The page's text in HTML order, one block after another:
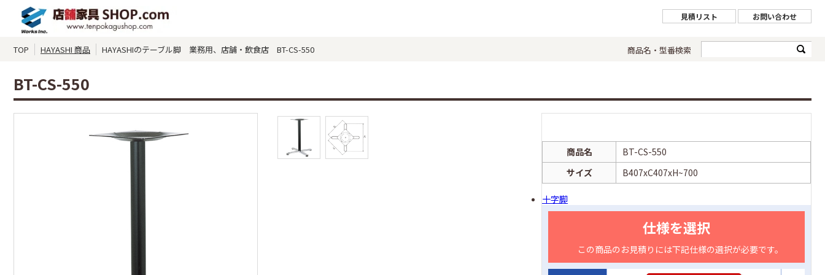
見積リスト お問い合わせ
TOP HAYASHI 商品 HAYASHIのテーブル脚 業務用、店舗・飲食店 BT-CS-550 商品名・型番検索
BT-CS-550
商品名
BT-CS-550
サイズ
B407xC407xH~700
十字脚
仕様を選択
この商品のお見積りには下記仕様の選択が必要です。